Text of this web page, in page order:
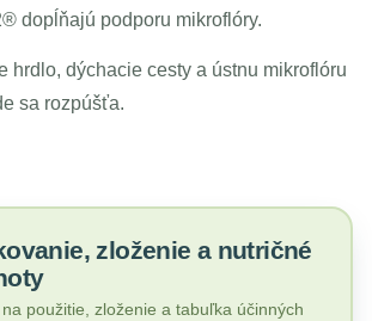
dopĺňajú podporu mikroflóry.
hrdlo, dýchacie cesty a ústnu mikroflóru
sa rozpúšťa.
zloženie a nutričné
použitie, zloženie a tabuľka účinných